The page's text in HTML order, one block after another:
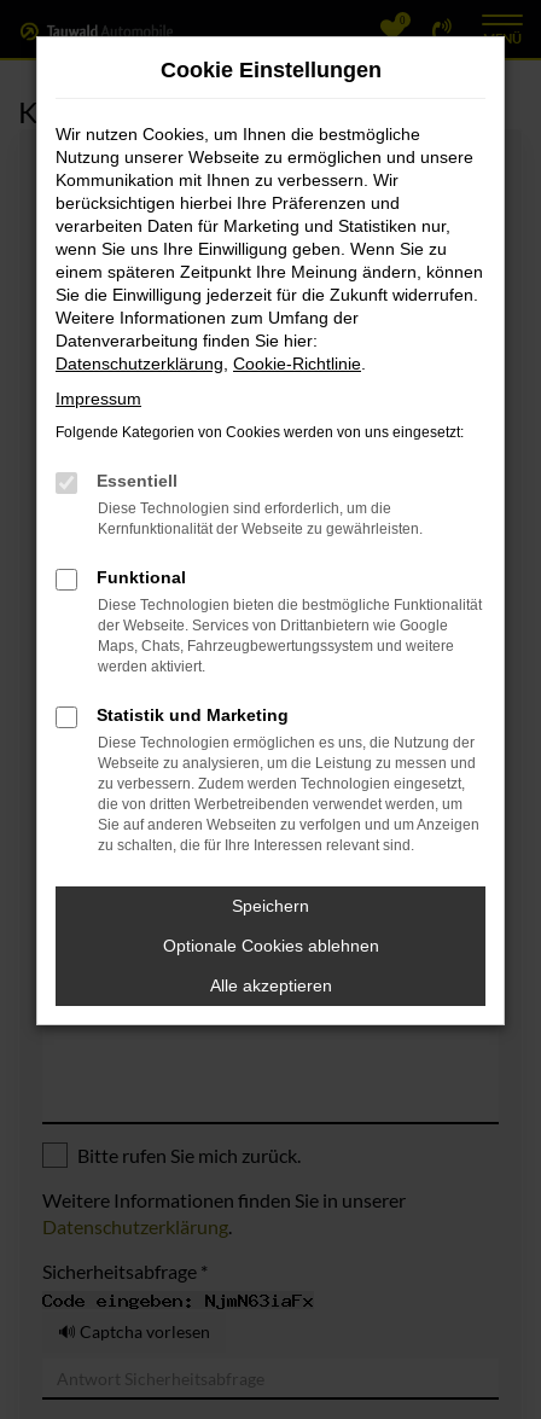
Zum
Hauptinhalt
0
MENÜ
Kontakt & Öffnungszeiten
Kontaktformular
Wählen Sie bitte den entsprechenden Betreff für die
Kontaktanfrage
Betreff
Nachname *
Kd.-Nr./Kennzeichen
Telefon
Bitte rufen Sie mich zurück.
Weitere Informationen finden Sie in unserer
Datenschutzerklärung.
Sicherheitsabfrage *
🔊 Captcha vorlesen
Cookie Einstellungen
Wir nutzen Cookies, um Ihnen die bestmögliche
Nutzung unserer Webseite zu ermöglichen und unsere
Kommunikation mit Ihnen zu verbessern. Wir
berücksichtigen hierbei Ihre Präferenzen und
verarbeiten Daten für Marketing und Statistiken nur,
wenn Sie uns Ihre Einwilligung geben. Wenn Sie zu
einem späteren Zeitpunkt Ihre Meinung ändern, können
Sie die Einwilligung jederzeit für die Zukunft widerrufen.
Weitere Informationen zum Umfang der
Datenverarbeitung finden Sie hier:
Datenschutzerklärung Cookie-Richtlinie
Impressum
Folgende Kategorien von Cookies werden von uns eingesetzt:
Essentiell
Diese Technologien sind erforderlich, um die
Kernfunktionalität der Webseite zu gewährleisten.
Funktional
Diese Technologien bieten die bestmögliche Funktionalität
der Webseite. Services von Drittanbietern wie Google
Maps, Chats, Fahrzeugbewertungssystem und weitere
werden aktiviert.
Statistik und Marketing
Diese Technologien ermöglichen es uns, die Nutzung der
Webseite zu analysieren, um die Leistung zu messen und
zu verbessern. Zudem werden Technologien eingesetzt,
die von dritten Werbetreibenden verwendet werden, um
Sie auf anderen Webseiten zu verfolgen und um Anzeigen
zu schalten, die für Ihre Interessen relevant sind.
Speichern
Optionale Cookies ablehnen
Alle akzeptieren